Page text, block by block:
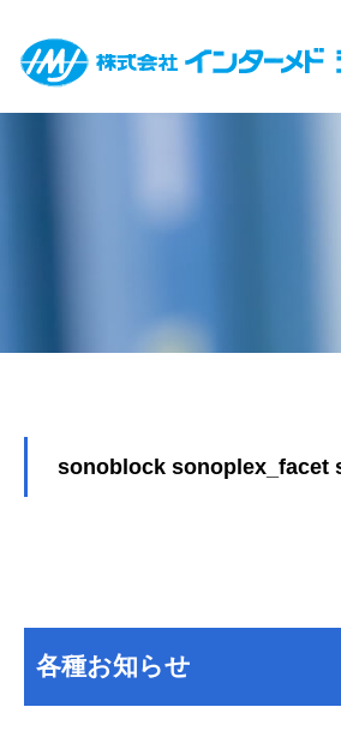
各種お知らせ
sonoblock sonoplex_facet